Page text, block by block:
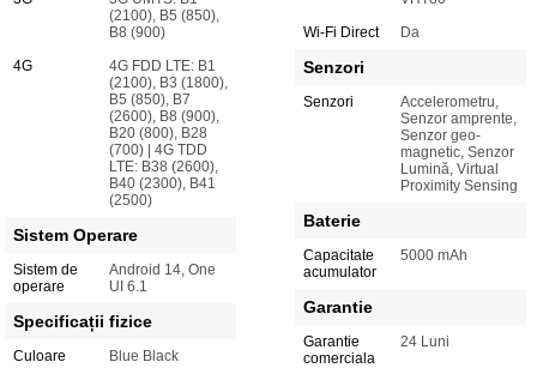
(2100), B5 (850),
B8 (900)
4G
4G FDD LTE: B1
(2100), B3 (1800),
B5 (850), B7
(2600), B8 (900),
B20 (800), B28
(700) | 4G TDD
LTE: B38 (2600),
B40 (2300), B41
(2500)
Sistem Operare
Sistem de
operare
Android 14, One
UI 6.1
Specificații fizice
Culoare
Blue Black
Wi-Fi Direct
Da
Senzori
Senzori
Accelerometru,
Senzor amprente,
Senzor geo-
magnetic, Senzor
Lumină, Virtual
Proximity Sensing
Baterie
Capacitate
acumulator
5000 mAh
Garantie
Garantie
comerciala
24 Luni